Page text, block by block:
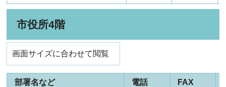
市役所4階
画面サイズに合わせて閲覧
部署名など 電話 FAX